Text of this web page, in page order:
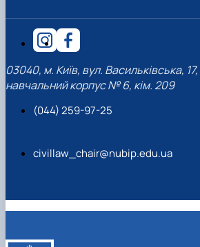
03040, м. Київ, вул. Васильківська, 17,
навчальний корпус № 6, кім. 209
(044) 259-97-25
civillaw_chair@nubip.edu.ua